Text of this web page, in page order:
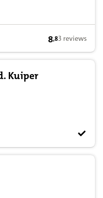
8,8 op basis
8,83 reviews
Kuiper